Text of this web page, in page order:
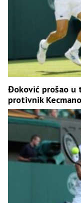
Đoković prošao u
protivnik